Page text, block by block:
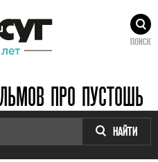
ПОИСК
ПРО ПУСТОШЬ
НАЙТИ